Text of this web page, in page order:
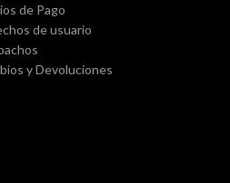
de Pago
de usuario
y Devoluciones